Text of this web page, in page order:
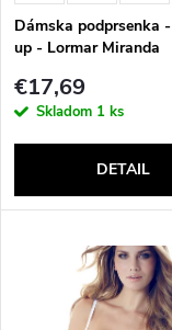
p
r
d
p
r
o
d
Dámska podprsenka
up - Lormar Miranda
€17,69
Skladom 1 ks
DETAIL